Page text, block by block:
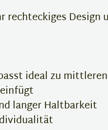
Design
ideal zu
langer Haltbarkeit